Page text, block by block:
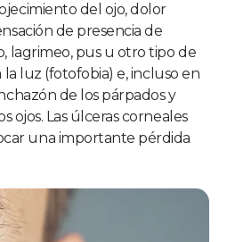
del ojo, dolor
de presencia de
lagrimeo, pus u otro tipo de
la luz (fotofobia) e, incluso en
de los párpados y
ojos. Las úlceras corneales
una importante pérdida